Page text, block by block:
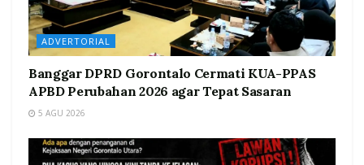
ADVERTORIAL
Banggar DPRD Gorontalo Cermati KUA-PPAS
APBD Perubahan 2026 agar Tepat Sasaran
5 AGU 2026